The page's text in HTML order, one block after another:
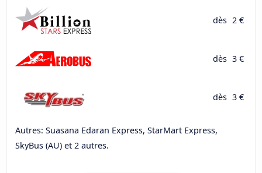
dès 2 €
dès 3 €
dès 3 €
Autres: Suasana Edaran Express, StarMart Express,
SkyBus (AU) et 2 autres.